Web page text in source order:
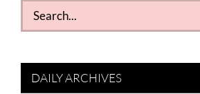
Search
for:
DAILY ARCHIVES